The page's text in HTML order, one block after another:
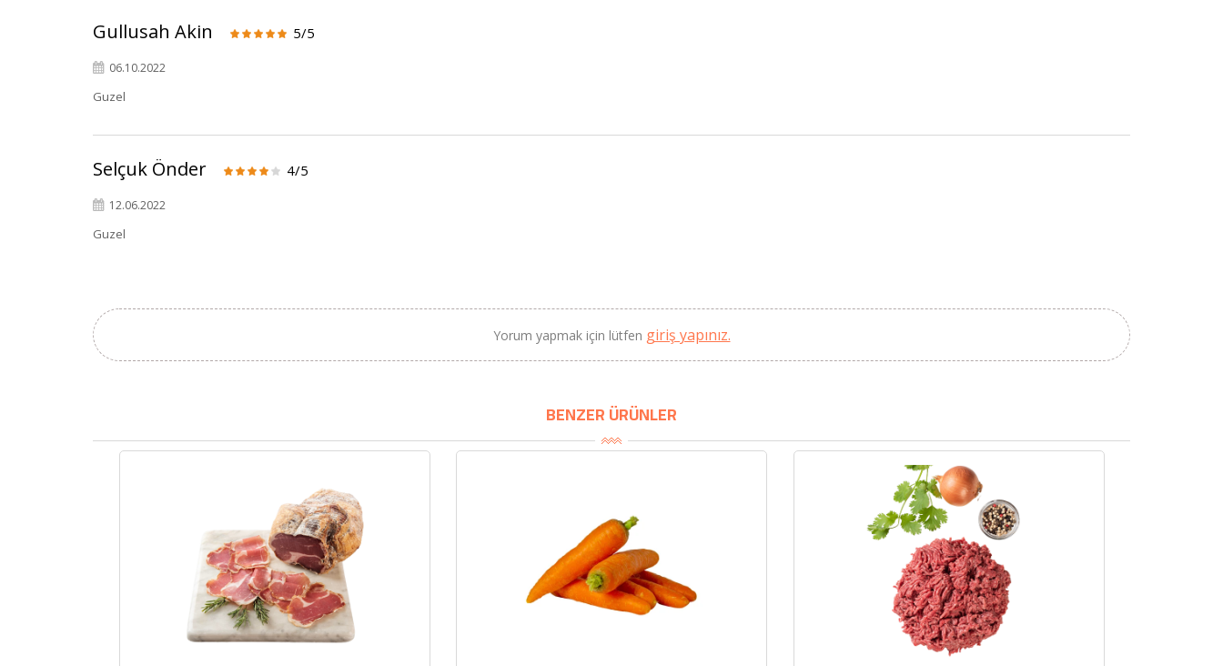
Gullusah Akin 5/5
06.10.2022
Guzel
Selçuk Önder 4/5
12.06.2022
Guzel
Yorum yapmak için lütfen giriş yapınız.
BENZER ÜRÜNLER
2320,00 TL
Sızma Zeytinyağı (2025